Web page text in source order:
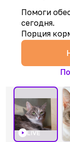
Помоги
сегодня.
Порция
LIVE